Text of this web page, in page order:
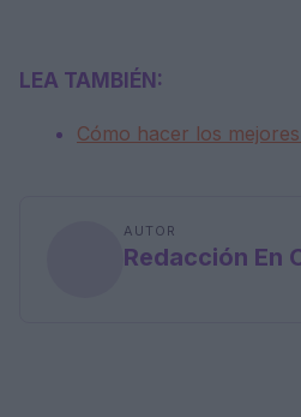
LEA TAMBIÉN:
Cómo hacer los
AUTOR
Redacción En